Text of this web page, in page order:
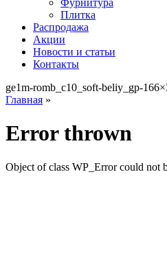
Фурнитура
Плитка
Распродажа
Акции
Новости и статьи
Контакты
ge1m-romb_c10_soft-beliy_gp-
Главная »
Error thrown
Object of class WP_Error could not